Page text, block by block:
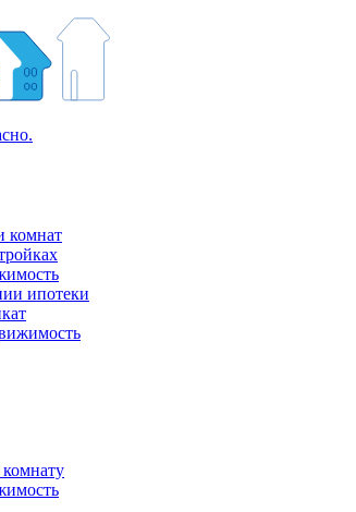
комнат
ипотеки